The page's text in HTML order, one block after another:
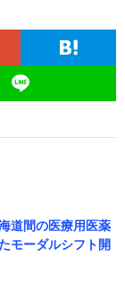
道間の医療用医薬
モーダルシフト開